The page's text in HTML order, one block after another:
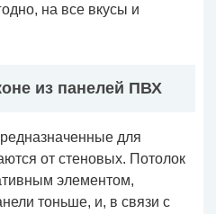
на все вкусы и
из панелей ПВХ
для
от стеновых. Потолок
элементом,
тоньше, и, в связи с